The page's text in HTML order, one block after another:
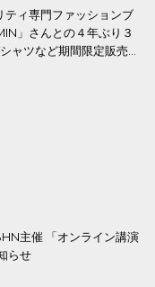
ティ専門ファッションブ
」さんとの４年ぶり３
ャツなど期間限定販売、
主催 「オンライン講演
らせ